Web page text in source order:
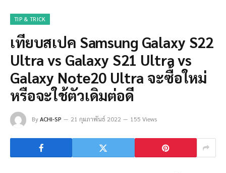
TIP & TRICK
เทียบสเปค Samsung Galaxy S22
Ultra vs Galaxy S21 Ultra vs
Galaxy Note20 Ultra จะซื้อใหม่
หรือจะใช้ตัวเดิมต่อดี
ByACHI-SP 21 กุมภาพันธ์ 2022 155 Views